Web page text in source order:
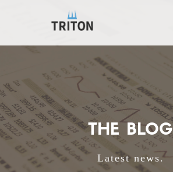
THE BLOG
Latest news.